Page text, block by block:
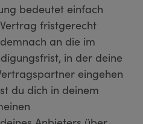
bedeutet einfach
fristgerecht
an die im
in der deine
eingehen
du dich in deinem